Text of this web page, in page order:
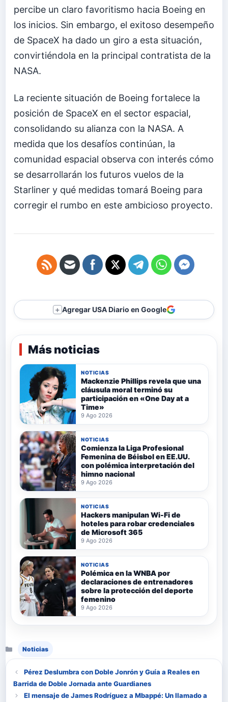
percibe un claro favoritismo hacia Boeing en
los inicios. Sin embargo, el exitoso desempeño
de SpaceX ha dado un giro a esta situación,
convirtiéndola en la principal contratista de la
NASA.
La reciente situación de Boeing fortalece la
posición de SpaceX en el sector espacial,
consolidando su alianza con la NASA. A
medida que los desafíos continúan, la
comunidad espacial observa con interés cómo
se desarrollarán los futuros vuelos de la
Starliner y qué medidas tomará Boeing para
corregir el rumbo en este ambicioso proyecto.
＋ Agregar USA Diario en Google
Más noticias
NOTICIAS
Mackenzie Phillips revela que una
cláusula moral terminó su
participación en «One Day at a
Time»
9 Ago 2026
NOTICIAS
Comienza la Liga Profesional
Femenina de Béisbol en EE.UU.
con polémica interpretación del
himno nacional
9 Ago 2026
NOTICIAS
Hackers manipulan Wi-Fi de
hoteles para robar credenciales
de Microsoft 365
9 Ago 2026
NOTICIAS
Polémica en la WNBA por
declaraciones de entrenadores
sobre la protección del deporte
femenino
9 Ago 2026
Noticias
Pérez Deslumbra con Doble Jonrón y Guía a Reales en
Barrida de Doble Jornada ante Guardianes
El mensaje de James Rodríguez a Mbappé: Un llamado a